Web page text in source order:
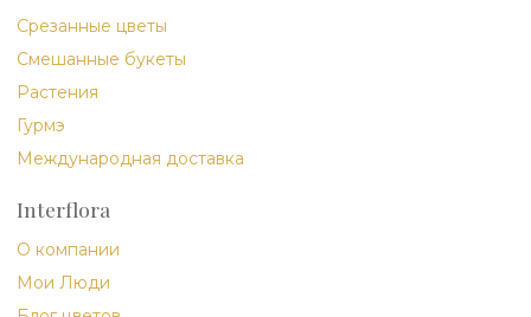
Срезанные цветы
Смешанные букеты
Растения
Гурмэ
Международная доставка
Interflora
О компании
Мои Люди